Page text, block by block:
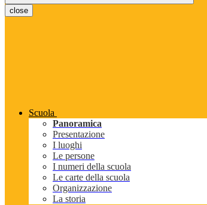
close
Scuola
Panoramica
Presentazione
I luoghi
Le persone
I numeri della scuola
Le carte della scuola
Organizzazione
La storia